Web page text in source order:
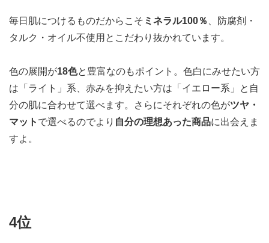
毎日肌につけるものだからこそ ミネラル100％
、防腐剤・
タルク・オイル不使用とこだわり抜かれています。
色の展開が18色と豊富なのもポイント。色白にみせたい方
は「ライト」系、赤みを抑えたい方は「イエロー系」と自
分の肌に合わせて選べます。さらにそれぞれの色がツヤ・
マット で選べるのでより 自分の理想あった商品に出会えま
すよ。
4位